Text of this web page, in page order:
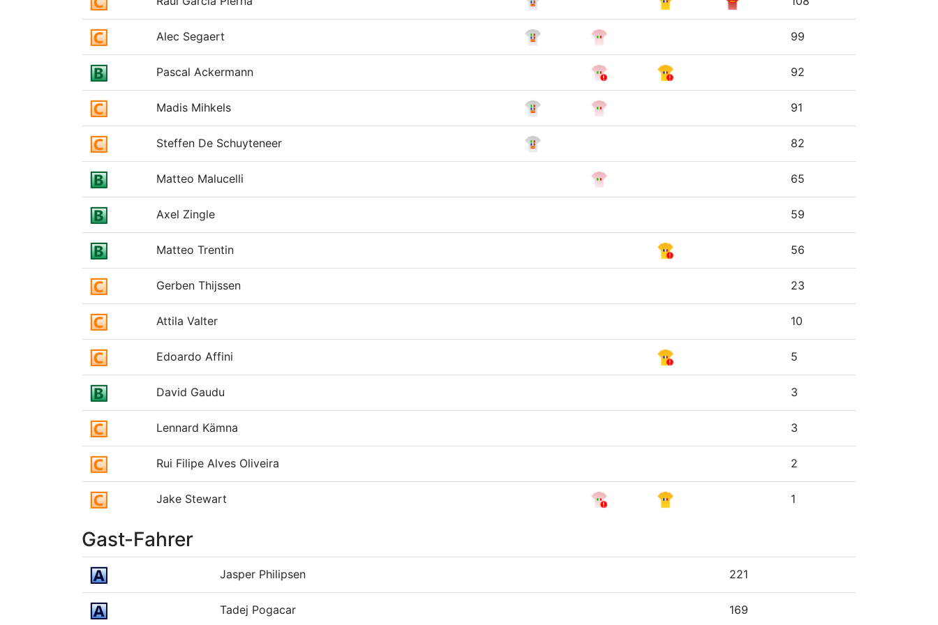
Alec Segaert 99
Pascal Ackermann 92
Madis Mihkels 91
Steffen De Schuyteneer 82
Matteo Malucelli 65
Axel Zingle 59
Matteo Trentin 56
Gerben Thijssen 23
Attila Valter 10
Edoardo Affini 5
David Gaudu 3
Lennard Kämna 3
Rui Filipe Alves Oliveira 2
Jake Stewart 1
Gast-Fahrer
Jasper Philipsen 221
Tadej Pogacar 169